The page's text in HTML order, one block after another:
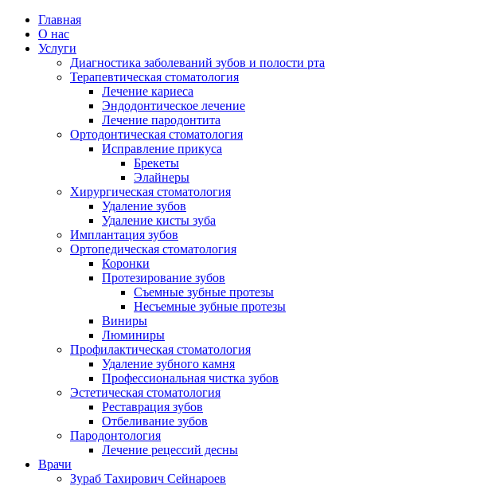
Главная
О нас
Услуги
Диагностика заболеваний зубов и полости рта
Терапевтическая стоматология
Лечение кариеса
Эндодонтическое лечение
Лечение пародонтита
Ортодонтическая стоматология
Исправление прикуса
Брекеты
Элайнеры
Хирургическая стоматология
Удаление зубов
Удаление кисты зуба
Имплантация зубов
Ортопедическая стоматология
Коронки
Протезирование зубов
Съемные зубные протезы
Несъемные зубные протезы
Виниры
Люминиры
Профилактическая стоматология
Удаление зубного камня
Профессиональная чистка зубов
Эстетическая стоматология
Реставрация зубов
Отбеливание зубов
Пародонтология
Лечение рецессий десны
Врачи
Зураб Тахирович Сейнароев